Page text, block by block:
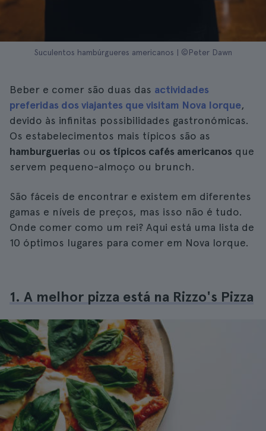
Suculentos hambúrgueres americanos | ©Peter Dawn
Beber e comer são duas das actividades
preferidas dos viajantes que visitam Nova Iorque,
devido às infinitas possibilidades gastronómicas.
Os estabelecimentos mais típicos são as
hamburguerias ou os típicos cafés americanos que
servem pequeno-almoço ou brunch.
São fáceis de encontrar e existem em diferentes
gamas e níveis de preços, mas isso não é tudo.
Onde comer como um rei? Aqui está uma lista de
10 óptimos lugares para comer em Nova Iorque.
1. A melhor pizza está na Rizzo's Pizza